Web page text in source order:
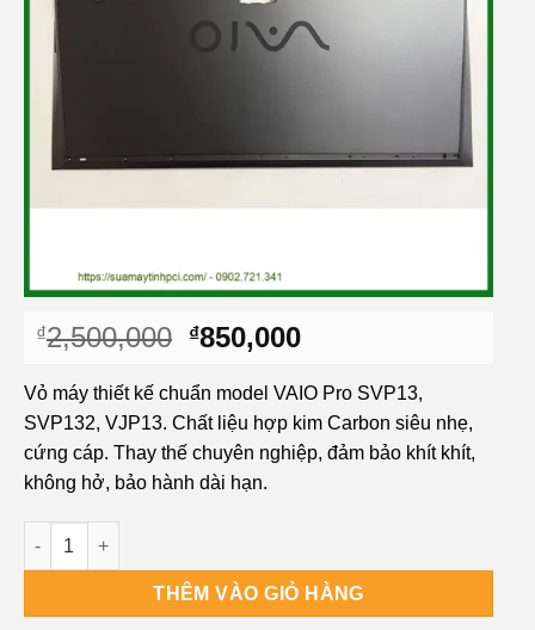
₫2,500,000 Giá
là:
₫2,500,000.
₫850,000Giá
tại
là:
₫850,000.
Vỏ máy thiết kế chuẩn model VAIO Pro SVP13,
SVP132, VJP13. Chất liệu hợp kim Carbon siêu nhẹ,
cứng cáp. Thay thế chuyên nghiệp, đảm bảo khít khít,
không hở, bảo hành dài hạn.
Thay Vỏ Laptop Vaio Pro Series Svp13, Svp132, Vjp13 Zin
THÊM VÀO GIỎ HÀNG